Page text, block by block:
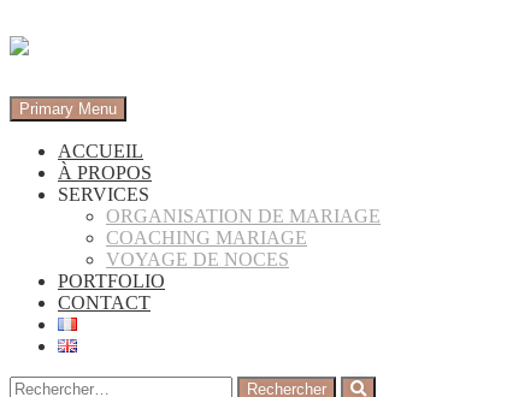
Skip
Primary Menu
ACCUEIL
À PROPOS
SERVICES
ORGANISATION DE MARIAGE
COACHING MARIAGE
VOYAGE DE NOCES
PORTFOLIO
CONTACT
Rechercher :